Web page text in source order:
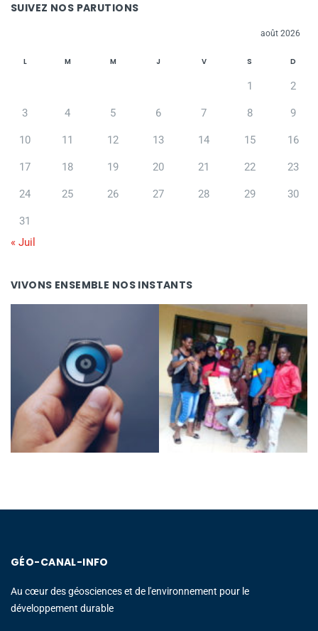
SUIVEZ NOS PARUTIONS
août 2026
L M M J V S D
1 2
3 4 5 6 7 8 9
10 11 12 13 14 15 16
17 18 19 20 21 22 23
24 25 26 27 28 29 30
31
« Juil
VIVONS ENSEMBLE NOS INSTANTS
GÉO-CANAL-INFO
Au cœur des géosciences et de l'environnement pour le
développement durable